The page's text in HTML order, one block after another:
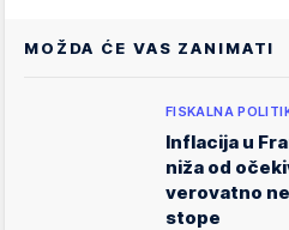
MOŽDA ĆE VAS ZANIMATI
FISKALNA
Inflacija u
niža od
verovatno
stope